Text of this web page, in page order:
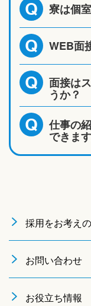
Q 寮は個
Q WEB面
Q 面接は
うか？
Q 仕事の
できま
採用をお考え
お問い合わせ
お役立ち情報